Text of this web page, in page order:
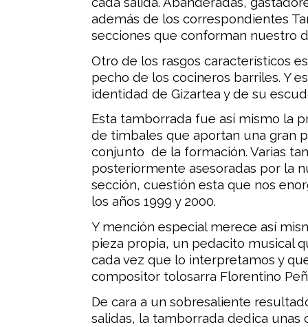
además de los correspondientes
secciones que conforman nuestro
Otro de los rasgos característicos
pecho de los cocineros barriles. Y
identidad de Gizartea y de su
Esta tamborrada fue así mismo la
de timbales que aportan una gran
conjunto de la formación. Varias
posteriormente asesoradas por la
sección, cuestión esta que nos
los años 1999 y 2000.
Y mención especial merece así
pieza propia, un pedacito musical
cada vez que lo interpretamos y
compositor tolosarra Florentino
De cara a un sobresaliente
salidas, la tamborrada dedica unas